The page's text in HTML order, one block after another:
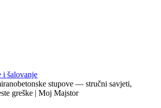
i šalovanje
stupove — stručni savjeti,
greške | Moj Majstor